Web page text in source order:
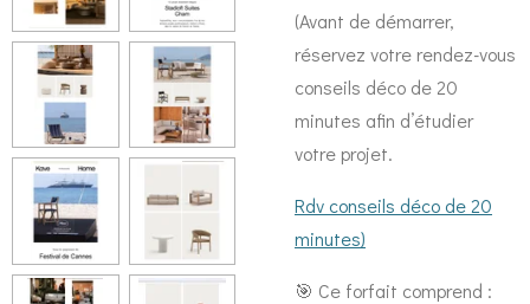
(Avant de démarrer,
réservez votre rendez-vous
conseils déco de 20
minutes afin d’étudier
votre projet.
Rdv conseils déco de 20
minutes)
🎯 Ce forfait comprend :